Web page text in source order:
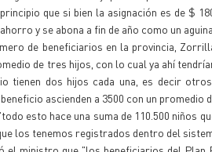
que si bien la asignación es de $
y se abona a fin de año como un
de beneficiarios en la provincia,
de tres hijos, con lo cual ya ahí
tienen dos hijos cada una, es decir
ascienden a 3500 con un promedio
esto hace una suma de 110.500 niños
los tenemos registrados dentro del